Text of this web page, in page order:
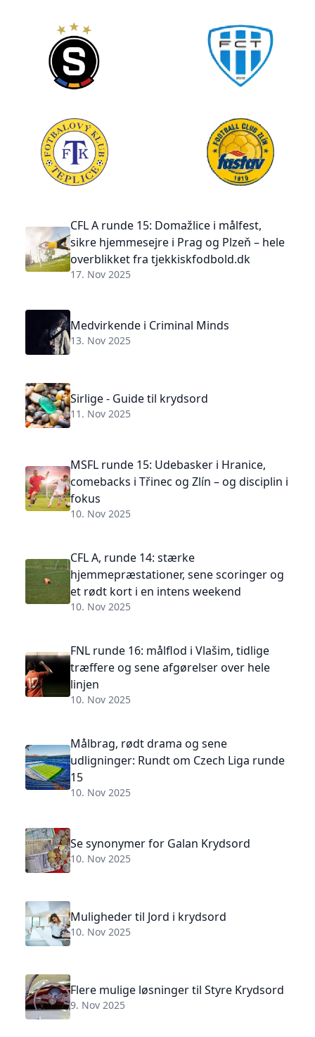
CFL A runde 15: Domažlice i målfest,
sikre hjemmesejre i Prag og Plzeň – hele
overblikket fra tjekkiskfodbold.dk
17. Nov 2025
Medvirkende i Criminal Minds
13. Nov 2025
Sirlige - Guide til krydsord
11. Nov 2025
MSFL runde 15: Udebasker i Hranice,
comebacks i Třinec og Zlín – og disciplin i
fokus
10. Nov 2025
CFL A, runde 14: stærke
hjemmepræstationer, sene scoringer og
et rødt kort i en intens weekend
10. Nov 2025
FNL runde 16: målflod i Vlašim, tidlige
træffere og sene afgørelser over hele
linjen
10. Nov 2025
Målbrag, rødt drama og sene
udligninger: Rundt om Czech Liga runde
15
10. Nov 2025
Se synonymer for Galan Krydsord
10. Nov 2025
Muligheder til Jord i krydsord
10. Nov 2025
Flere mulige løsninger til Styre Krydsord
9. Nov 2025